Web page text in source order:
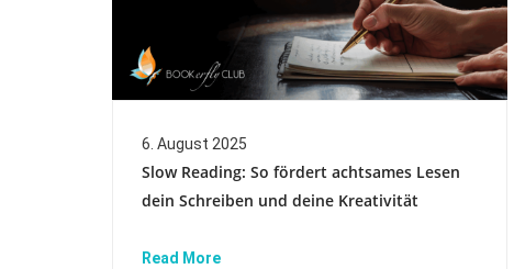
6. August 2025
Slow Reading: So fördert achtsames Lesen
dein Schreiben und deine Kreativität
Read More